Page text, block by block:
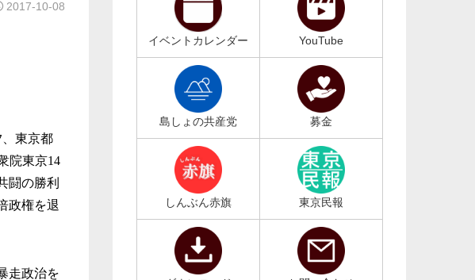
2017-10-08
、東京都
院東京14
闘の勝利
政権を退
走政治を
イベントカレンダー YouTube
島しょの共産党 募金
しんぶん赤旗 東京民報